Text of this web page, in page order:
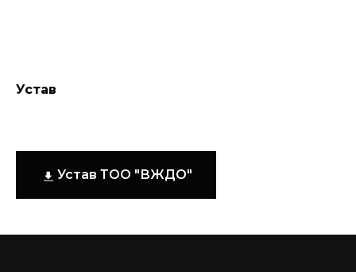
Устав
Устав ТОО "ВЖДО"